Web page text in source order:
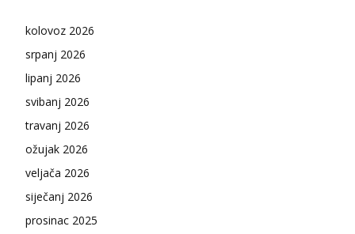
kolovoz 2026
srpanj 2026
lipanj 2026
svibanj 2026
travanj 2026
ožujak 2026
veljača 2026
siječanj 2026
prosinac 2025